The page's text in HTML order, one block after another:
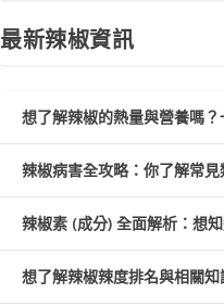
最新辣椒資訊
想了解辣椒的熱量與營養嗎
辣椒病害全攻略：你了解常
辣椒素 (成分) 全面解析：想
想了解辣椒辣度排名與相關